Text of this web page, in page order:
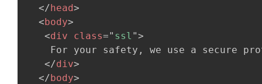
</head>
<body>
<div class=" ssl ">
For your safety, we use a secure
</div>
</body>